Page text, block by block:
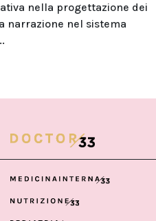
nella progettazione dei
narrazione nel sistema